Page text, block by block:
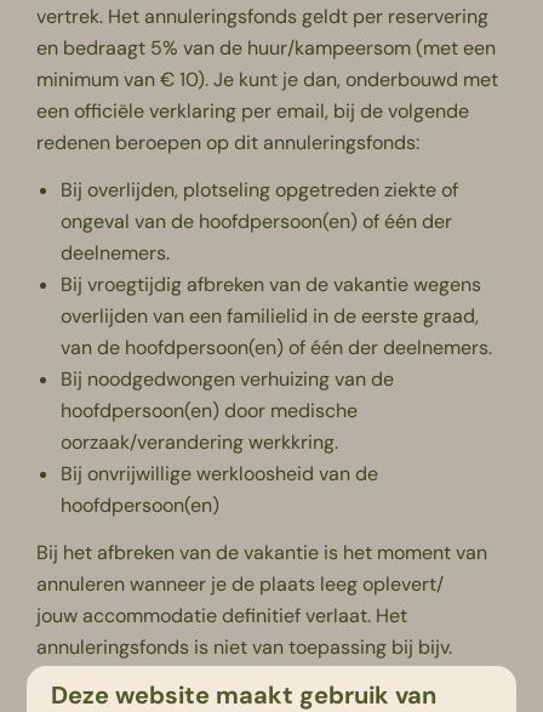
vertrek. Het annuleringsfonds geldt per reservering
en bedraagt 5% van de huur/kampeersom (met een
minimum van € 10). Je kunt je dan, onderbouwd met
een officiële verklaring per email, bij de volgende
redenen beroepen op dit annuleringsfonds:
Bij overlijden, plotseling opgetreden ziekte of
ongeval van de hoofdpersoon(en) of één der
deelnemers.
Bij vroegtijdig afbreken van de vakantie wegens
overlijden van een familielid in de eerste graad,
van de hoofdpersoon(en) of één der deelnemers.
Bij noodgedwongen verhuizing van de
hoofdpersoon(en) door medische
oorzaak/verandering werkkring.
Bij onvrijwillige werkloosheid van de
hoofdpersoon(en)
Bij het afbreken van de vakantie is het moment van
annuleren wanneer je de plaats leeg oplevert/
jouw accommodatie definitief verlaat. Het
annuleringsfonds is niet van toepassing bij bijv.
Deze website maakt gebruik van